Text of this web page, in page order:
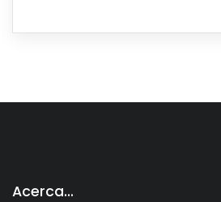
Acerca…